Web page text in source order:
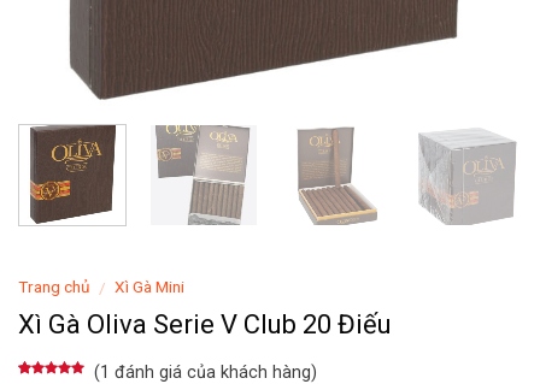
Trang chủ / Xì Gà Mini
Xì Gà Oliva Serie V Club 20 Điếu
(1 đánh giá của khách hàng)